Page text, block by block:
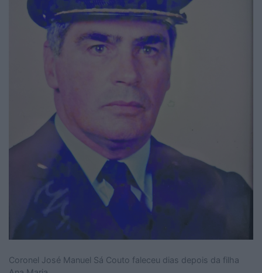
Coronel José Manuel Sá Couto faleceu dias depois da filha